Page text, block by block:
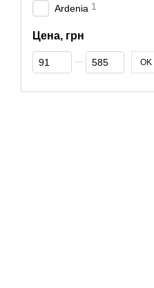
Ardenia 1
Цена, грн
От Цена, грн
До Цена, грн OK